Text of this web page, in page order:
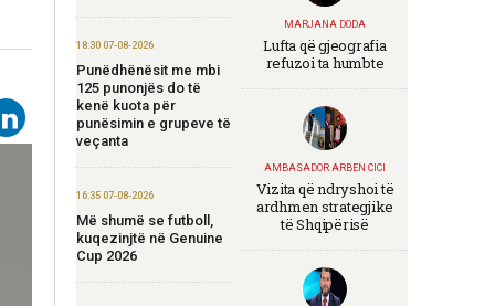
18:30 07-08-2026
Punëdhënësit me mbi
125 punonjës do të
kenë kuota për
punësimin e grupeve të
veçanta
16:35 07-08-2026
Më shumë se futboll,
kuqezinjtë në Genuine
Cup 2026
MARJANA DODA
Lufta që gjeografia
refuzoi ta humbte
AMBASADOR ARBEN CICI
Vizita që ndryshoi të
ardhmen strategjike
të Shqipërisë